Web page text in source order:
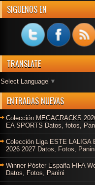
SIGUENOS EN
TRANSLATE
Select Language ▼
ENTRADAS NUEVAS
Colección MEGACRACKS
EA SPORTS Datos, fotos,
Colección Liga ESTE LALIGA
2026 2027 Datos, Fotos, Panini
Winner Póster España FIFA
Datos, Fotos, Panini